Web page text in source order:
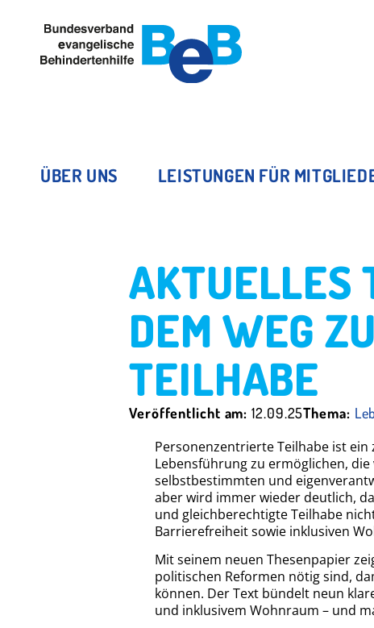
ÜBER UNS LEISTUNGEN FÜR
AKTUELLES
DEM WEG
TEILHABE
Veröffentlicht am:12.09.25Thema:
Personenzentrierte Teilhabe ist ein
Lebensführung zu ermöglichen,
selbstbestimmten und
aber wird immer wieder deutlich,
und gleichberechtigte Teilhabe
Barrierefreiheit sowie inklusiven
Mit seinem neuen Thesenpapier
politischen Reformen nötig sind,
können. Der Text bündelt neun
und inklusivem Wohnraum – und